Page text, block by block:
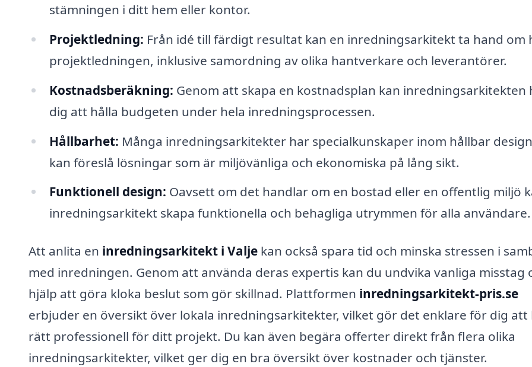
stämningen i ditt hem eller kontor.
Projektledning: Från idé till färdigt resultat kan en inredningsarkitekt ta hand om
projektledningen, inklusive samordning av olika hantverkare och leverantörer.
Kostnadsberäkning: Genom att skapa en kostnadsplan kan inredningsarkitekten
dig att hålla budgeten under hela inredningsprocessen.
Hållbarhet: Många inredningsarkitekter har specialkunskaper inom hållbar
kan föreslå lösningar som är miljövänliga och ekonomiska på lång sikt.
Funktionell design: Oavsett om det handlar om en bostad eller en offentlig miljö
inredningsarkitekt skapa funktionella och behagliga utrymmen för alla användare.
Att anlita en inredningsarkitekt i Valje kan också spara tid och minska stressen i
med inredningen. Genom att använda deras expertis kan du undvika vanliga misstag
hjälp att göra kloka beslut som gör skillnad. Plattformen inredningsarkitekt-pris.se
erbjuder en översikt över lokala inredningsarkitekter, vilket gör det enklare för dig att
rätt professionell för ditt projekt. Du kan även begära offerter direkt från flera olika
inredningsarkitekter, vilket ger dig en bra översikt över kostnader och tjänster.